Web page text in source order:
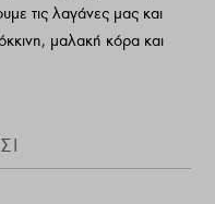
τις λαγάνες μας και
μαλακή κόρα και